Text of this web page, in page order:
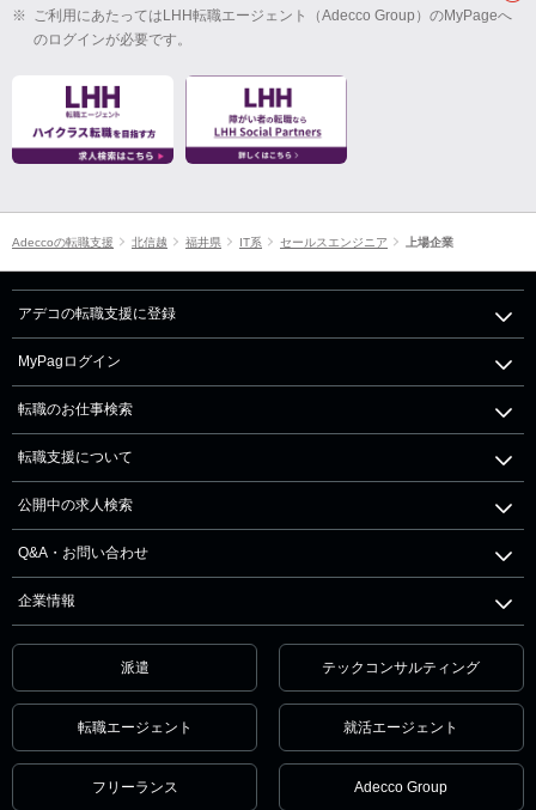
※ ご利用にあたってはLHH転職エージェント（Adecco Group）のMyPageへ
のログインが必要です。
Adeccoの転職支援 北信越 福井県 IT系 セールスエンジニア 上場企業
アデコの転職支援に登録
MyPagログイン
転職のお仕事検索
転職支援について
公開中の求人検索
Q&A・お問い合わせ
企業情報
派遣 テックコンサルティング
転職エージェント 就活エージェント
フリーランス Adecco Group